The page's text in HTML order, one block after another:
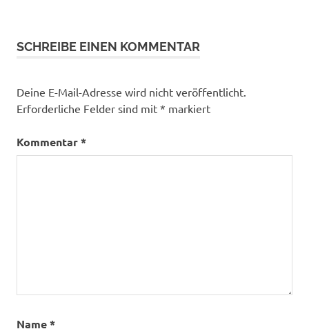
SCHREIBE EINEN KOMMENTAR
Deine E-Mail-Adresse wird nicht veröffentlicht.
Erforderliche Felder sind mit * markiert
Kommentar*
Name*